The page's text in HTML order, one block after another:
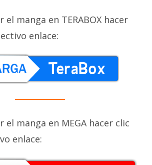
el manga en TERABOX hacer
enlace:
el manga en MEGA hacer clic
enlace: